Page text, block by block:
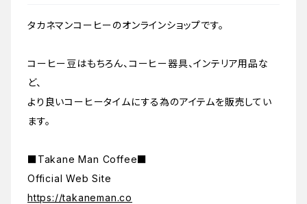
タカネマンコーヒーのオンラインショップです。
コーヒー豆はもちろん、コーヒー器具、インテリア用品な
ど、
より良いコーヒータイムにする為のアイテムを販売してい
ます。
■Takane Man Coffee■
Official Web Site
https://takaneman.co